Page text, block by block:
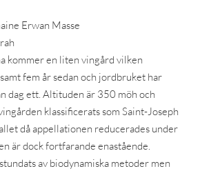
Erwan Masse
kommer en liten vingård vilken
fem år sedan och jordbruket har
dag ett. Altituden är 350 möh och
klassificerats som Saint-Joseph
då appellationen reducerades under
är dock fortfarande enastående.
av biodynamiska metoder men